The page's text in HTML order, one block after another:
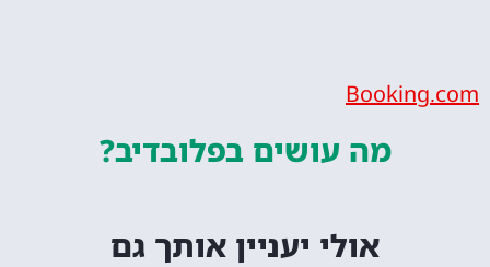
מה עושים בפלובדיב?
אולי יעניין אותך גם